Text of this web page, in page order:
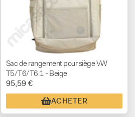
Sac de rangement pour siège VW
T5/T6/T6.1 - Beige
95,59 €
ACHETER